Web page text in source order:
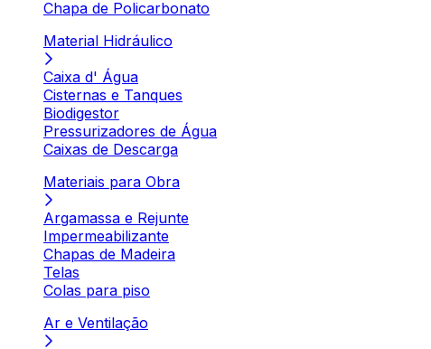
Chapa de Policarbonato
Material Hidráulico
Caixa d' Água
Cisternas e Tanques
Biodigestor
Pressurizadores de Água
Caixas de Descarga
Materiais para Obra
Argamassa e Rejunte
Impermeabilizante
Chapas de Madeira
Telas
Colas para piso
Ar e Ventilação